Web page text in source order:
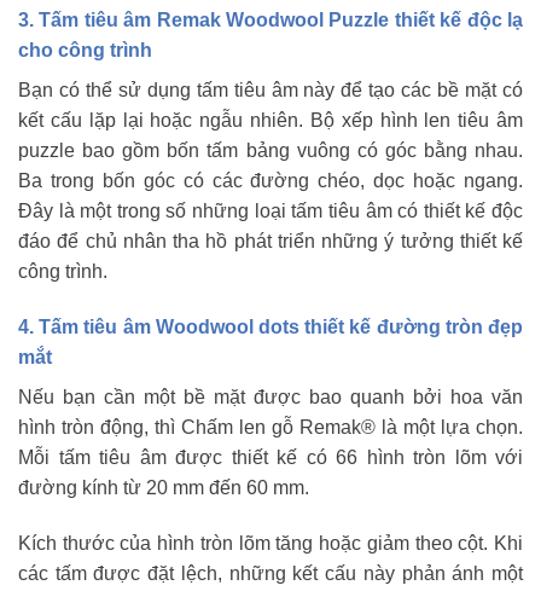
3. Tấm tiêu âm Remak Woodwool Puzzle thiết kế độc lạ
cho công trình
Bạn có thể sử dụng tấm tiêu âm này để tạo các bề mặt có
kết cấu lặp lại hoặc ngẫu nhiên. Bộ xếp hình len tiêu âm
puzzle bao gồm bốn tấm bảng vuông có góc bằng nhau.
Ba trong bốn góc có các đường chéo, dọc hoặc ngang.
Đây là một trong số những loại tấm tiêu âm có thiết kế độc
đáo để chủ nhân tha hồ phát triển những ý tưởng thiết kế
công trình.
4. Tấm tiêu âm Woodwool dots thiết kế đường tròn đẹp
mắt
Nếu bạn cần một bề mặt được bao quanh bởi hoa văn
hình tròn động, thì Chấm len gỗ Remak® là một lựa chọn.
Mỗi tấm tiêu âm được thiết kế có 66 hình tròn lõm với
đường kính từ 20 mm đến 60 mm.
Kích thước của hình tròn lõm tăng hoặc giảm theo cột. Khi
các tấm được đặt lệch, những kết cấu này phản ánh một